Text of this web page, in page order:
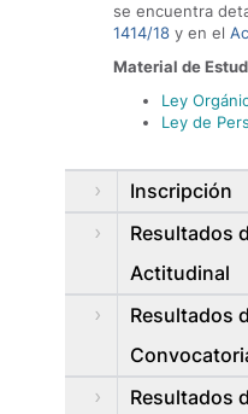
se encuentra
1414/18 y en el
Material de
Ley
Ley de
Inscripción
Resultados
Actitudinal
Resultados
Resultados